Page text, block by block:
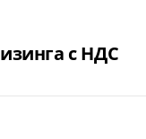
с НДС